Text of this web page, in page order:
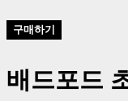
구매하기
배드포드